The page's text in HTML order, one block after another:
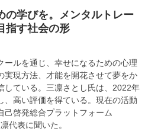
の学びを。メンタルトレー
指す社会の形​
ールを通じ、幸せになるための心理
実現方法、才能を開花させて夢をか
している。三凛さとし氏は、2022年
、高い評価を得ている。現在の活動
己啓発総合プラットフォーム
代表に聞いた。​